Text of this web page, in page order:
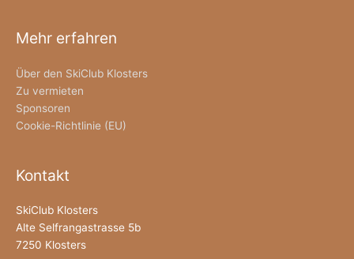
Mehr erfahren
Über den SkiClub Klosters
Zu vermieten
Sponsoren
Cookie-Richtlinie (EU)
Kontakt
SkiClub Klosters
Alte Selfrangastrasse 5b
7250 Klosters